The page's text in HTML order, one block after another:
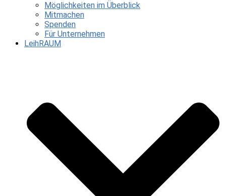
Möglichkeiten im Überblick
Mitmachen
Spenden
Für Unternehmen
LeihRAUM